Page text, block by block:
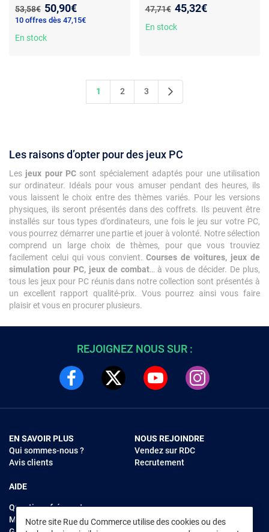
dynamiques - Exploration au
Japon et Hawaï
Ancien prix :
53,58€ Nouveau prix :
50,90€
10 offres dès 47,15€
En stock
- Double pack PC (Code in a
Box) - Sega
Ancien prix :
47,71€ Nouveau prix :
45,32€
En stock
1 2 3
Les raisons d’opter pour des jeux PC
Les jeux pour PC sont spécialement adaptés pour une utilisation
sur ordinateur. Idéals pour vous amuser pendant des heures, ils
vous laissent le choix entre des thèmes variés. Pour les versions
physiques, ils seront présentés dans des coffrets. Ils peuvent être
installés sur tous types d’ordinateurs, une fois le jeu sur votre PC,
vous pourrez démarrer une partie et jouer à volonté. Notre sélection
comprend un large choix de thèmes, pour que vous trouviez
facilement celui qui vous convient.Courses de voitures, jeux de
simulation pour PC, jeux de combat… à vous de décider. De plus,
tous les jeux pour PC réunis dans notre collection sont présentés à
un excellent rapport qualité-prix. Vous pourrez ainsi vous faire
plaisir et vous en procurer plusieurs.
REJOIGNEZ NOUS SUR :
EN SAVOIR PLUS
Qui sommes-nous ?
Avis clients
AIDE
Questions fréquentes
Modes de règlements
NOUS REJOINDRE
Vendez sur RDC
Recrutement
Notre site Rue du Commerce utilise des cookies ou des